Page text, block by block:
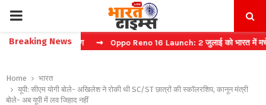
PRIMARY
MENU
Breaking News
टिकट बुकिंग ⇝ Oppo Reno 16 Launch: 2 जुलाई को भारत में मचेगा धमाल
Home
भारत
यूपी: सीएम योगी बोले- अखिलेश ने रोकी थी SC/ST छात्रों की स्कॉलरशिप, कानून मंत्री
बोले- अब यूपी में लव जिहाद नहीं